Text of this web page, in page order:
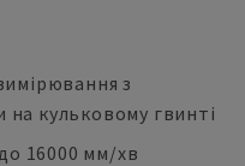
з
кульковому гвинті
16000 мм/хв